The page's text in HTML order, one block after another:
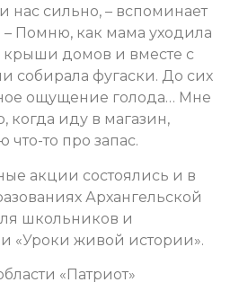
нас сильно, – вспоминает
– Помню, как мама уходила
крыши домов и вместе с
фугаски. До сих
ощущение голода… Мне
когда иду в магазин,
что-то про запас.
акции состоялись и в
Архангельской
школьников и
«Уроки живой истории».
«Патриот»